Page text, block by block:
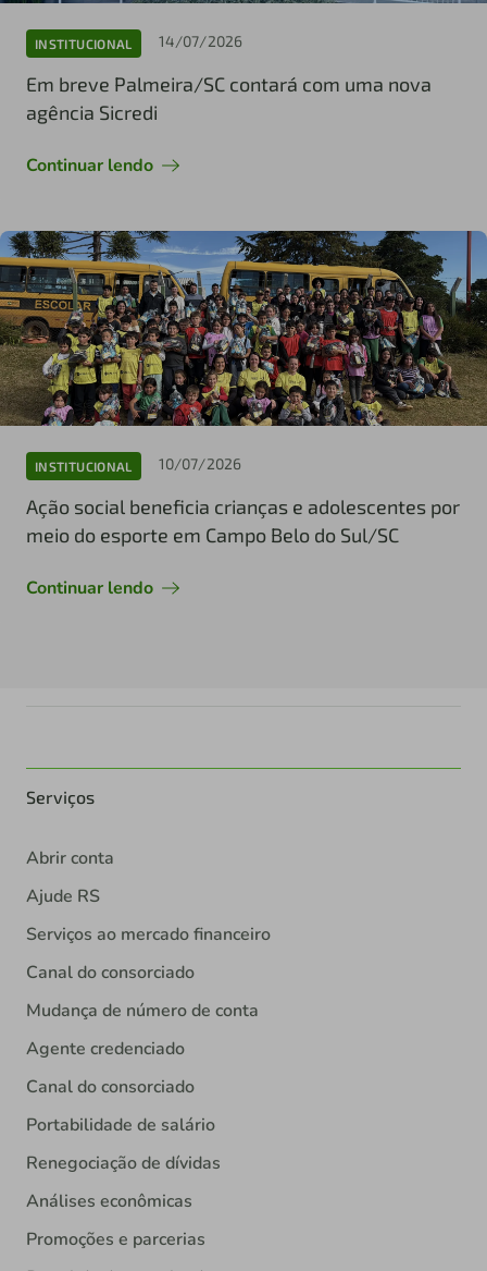
INSTITUCIONAL 14/07/2026
Em breve Palmeira/SC contará com uma nova
agência Sicredi
Continuar lendo
INSTITUCIONAL 10/07/2026
Ação social beneficia crianças e adolescentes por
meio do esporte em Campo Belo do Sul/SC
Continuar lendo
Serviços
Abrir conta
Ajude RS
Serviços ao mercado financeiro
Canal do consorciado
Mudança de número de conta
Agente credenciado
Canal do consorciado
Portabilidade de salário
Renegociação de dívidas
Análises econômicas
Promoções e parcerias